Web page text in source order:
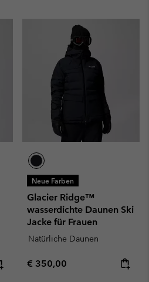
Neue Farben
Glacier Ridge™
wasserdichte Daunen Ski
Jacke für Frauen
Natürliche Daunen
Regular price:
€ 350,00